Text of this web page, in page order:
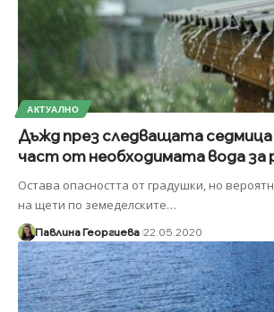
АКТУАЛНО
Дъжд през следващата
част от необходимата вода за
Остава опасността от градушки, но
на щети по земеделските…
Павлина Георгиева 22.05.2020